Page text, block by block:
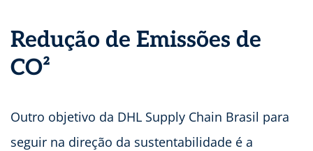
Redução de Emissões de
CO²
Outro objetivo da DHL Supply Chain Brasil para
seguir na direção da sustentabilidade é a